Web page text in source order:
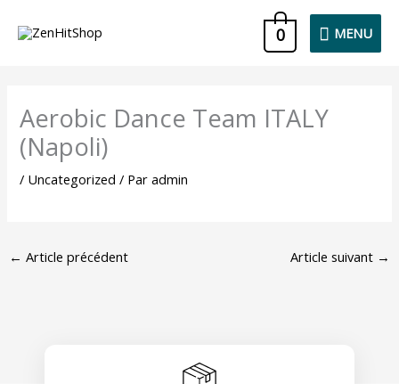
MENU
MENU
0
Aerobic Dance Team ITALY
(Napoli)
/ Uncategorized / Paradmin
← Article précédent Article suivant →